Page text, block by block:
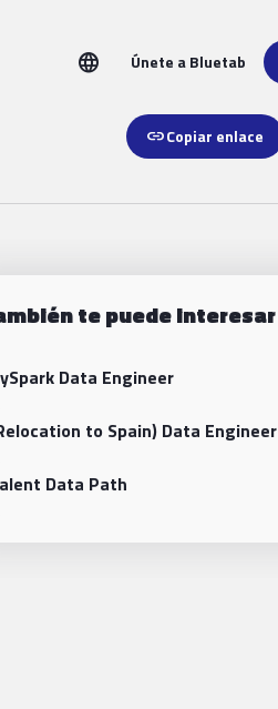
language Únete a Bluetab
linkCopiar enlace
te puede interesar
Data Engineer
to Spain) Data Engineer
Data Path